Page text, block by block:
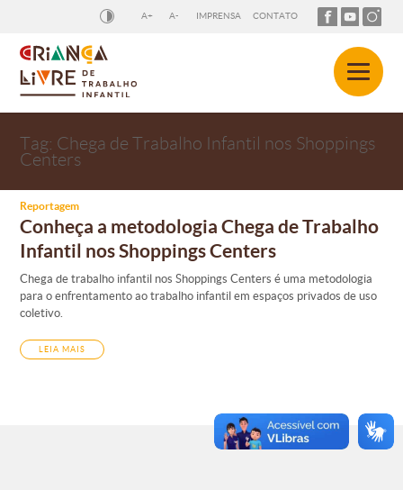
A+ A- IMPRENSA CONTATO
Tag: Chega de Trabalho Infantil nos Shoppings
Centers
Reportagem
Conheça a metodologia Chega de Trabalho
Infantil nos Shoppings Centers
Chega de trabalho infantil nos Shoppings Centers é uma metodologia
para o enfrentamento ao trabalho infantil em espaços privados de uso
coletivo.
LEIA MAIS